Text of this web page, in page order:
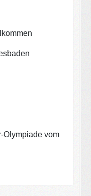
Olympiade vom